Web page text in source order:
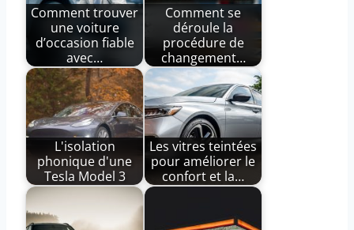
Comment trouver
une voiture
d’occasion fiable
avec…
Comment se
déroule la
procédure de
changement…
L'isolation
phonique d'une
Tesla Model 3
Les vitres teintées
pour améliorer le
confort et la…